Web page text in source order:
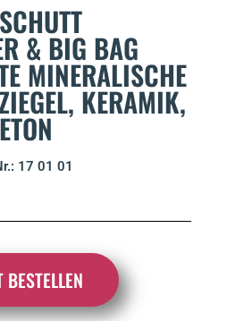
& BIG BAG
MINERALISCHE
KERAMIK,
17 01 01
BESTELLEN